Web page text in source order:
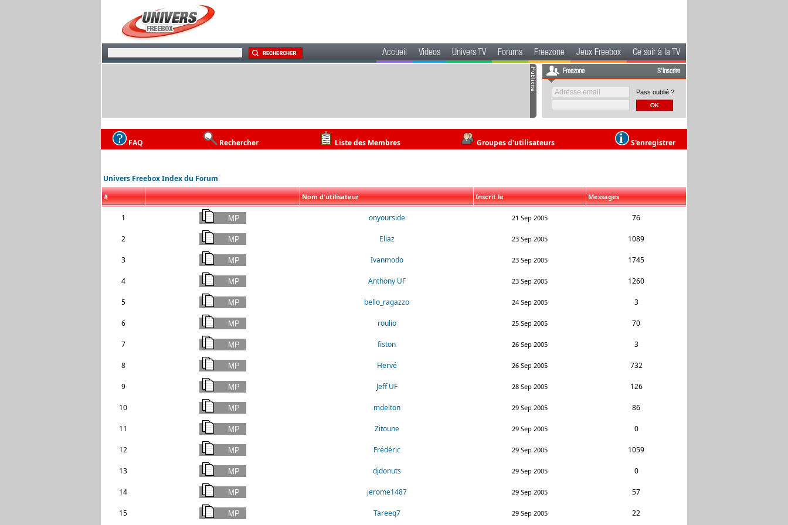
Accueil Videos Univers TV Forums Freezone Jeux Freebox Ce soir à la TV
Freezone S'inscrire
Pass oublié ?
FAQ Rechercher Liste des Membres Groupes d'utilisateurs S'enregistrer
Univers Freebox Index du Forum
# Nom d'utilisateur Inscrit le Messages
1 onyourside 21 Sep 2005 76
2 Eliaz 23 Sep 2005 1089
3 Ivanmodo 23 Sep 2005 1745
4 Anthony UF 23 Sep 2005 1260
5 bello_ragazzo 24 Sep 2005 3
6 roulio 25 Sep 2005 70
7 fiston 26 Sep 2005 3
8 Hervé 26 Sep 2005 732
9 Jeff UF 28 Sep 2005 126
10 mdelton 29 Sep 2005 86
11 Zitoune 29 Sep 2005 0
12 Frédéric 29 Sep 2005 1059
13 djdonuts 29 Sep 2005 0
14 jerome1487 29 Sep 2005 57
15 Tareeq7 29 Sep 2005 22